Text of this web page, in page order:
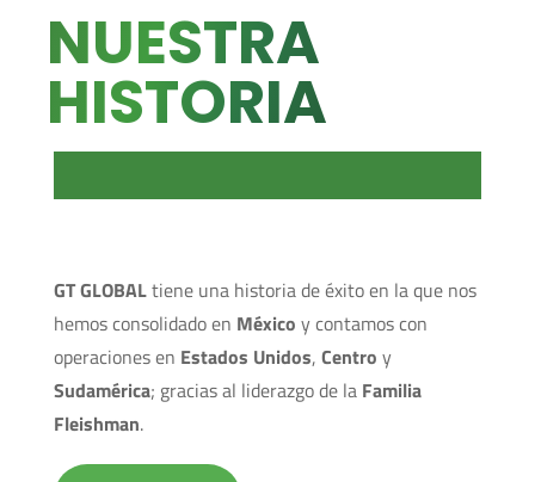
NUESTRA
HISTORIA
GT GLOBALtiene una historia de éxito en la que nos
hemos consolidado en México y contamos con
operaciones en Estados Unidos, Centro y
Sudamérica; gracias al liderazgo de la Familia
Fleishman.